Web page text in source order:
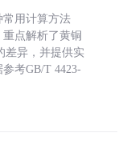
用计算方法
重点解析了黄铜
差异，并提供实
考GB/T 4423-